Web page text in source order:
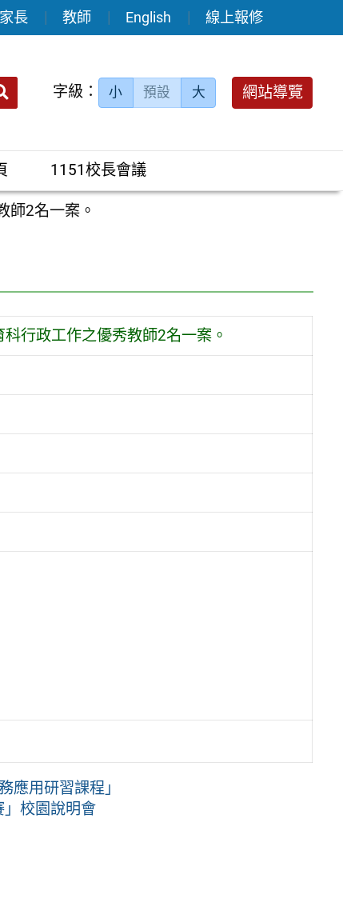
家長 教師 English 線上報修
送出 字級： 小 預設 大 網站導覽
1151校長會議
師2名一案。
行政工作之優秀教師2名一案。
應用研習課程」
」校園說明會